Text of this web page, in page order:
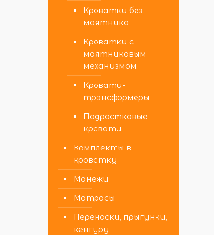
Кроватки без
маятника
Кроватки с
маятниковым
механизмом
Кровати-
трансформеры
Подростковые
кровати
Комплекты в
кроватку
Манежи
Матрасы
Переноски, прыгунки,
кенгуру